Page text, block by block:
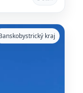
kraj